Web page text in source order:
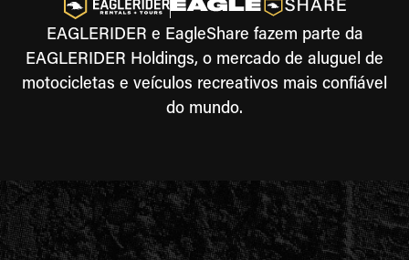
EAGLERIDER e EagleShare fazem parte da
EAGLERIDER Holdings, o mercado de aluguel de
motocicletas e veículos recreativos mais confiável
do mundo.